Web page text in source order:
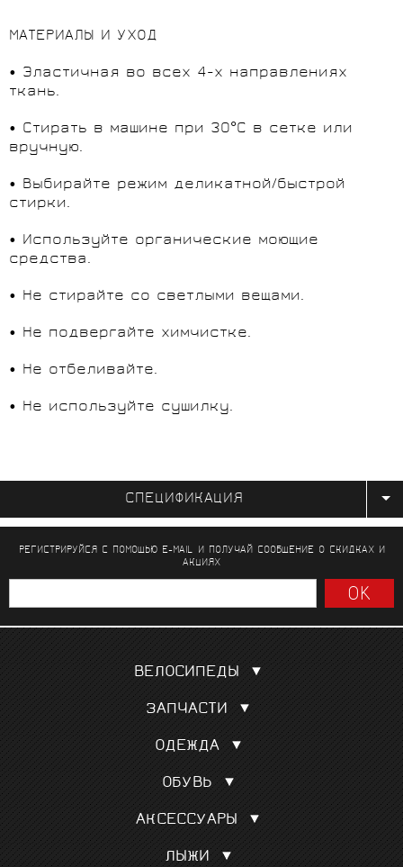
МАТЕРИАЛЫ И УХОД
• Эластичная во всех 4-х направлениях
ткань.
• Стирать в машине при 30°C в сетке или
вручную.
• Выбирайте режим деликатной/быстрой
стирки.
• Используйте органические моющие
средства.
• Не стирайте со светлыми вещами.
• Не подвергайте химчистке.
• Не отбеливайте.
• Не используйте сушилку.
СПЕЦИФИКАЦИЯ
РЕГИСТРИРУЙСЯ С ПОМОЩЬЮ E-MAIL И ПОЛУЧАЙ СООБЩЕНИЕО СКИДКАХ И
АКЦИЯХ
ВЕЛОСИПЕДЫ
Шоссейные
Гравел, кроссовые
Для триатлона и ТТ
Трековые
Горные MTБ
См. все
ЗАПЧАСТИ
Покрышки, камеры
Сёдла
Колёса
Переключатели скоростей
Манетки, тормозные ручки
См. все
ОДЕЖДА
Веломайки
Велотрусы
Велокуртки
Триатлон
Велорейтузы
ОБУВЬ
Шоссе
Маунтинбайк
Триатлон
АКСЕССУАРЫ
Подарочный сертификат
ЛЫЖИ